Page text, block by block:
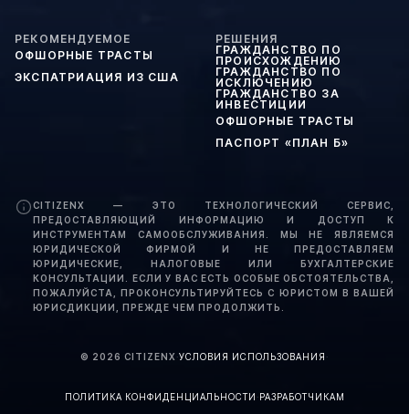
РЕКОМЕНДУЕМОЕ
ОФШОРНЫЕ ТРАСТЫ
ЭКСПАТРИАЦИЯ ИЗ США
РЕШЕНИЯ
ГРАЖДАНСТВО ПО
ПРОИСХОЖДЕНИЮ
ГРАЖДАНСТВО ПО
ИСКЛЮЧЕНИЮ
ГРАЖДАНСТВО ЗА
ИНВЕСТИЦИИ
ОФШОРНЫЕ ТРАСТЫ
ПАСПОРТ «ПЛАН Б»
CITIZENX — ЭТО ТЕХНОЛОГИЧЕСКИЙ СЕРВИС,
ПРЕДОСТАВЛЯЮЩИЙ ИНФОРМАЦИЮ И ДОСТУП К
ИНСТРУМЕНТАМ САМООБСЛУЖИВАНИЯ. МЫ НЕ ЯВЛЯЕМСЯ
ЮРИДИЧЕСКОЙ ФИРМОЙ И НЕ ПРЕДОСТАВЛЯЕМ
ЮРИДИЧЕСКИЕ, НАЛОГОВЫЕ ИЛИ БУХГАЛТЕРСКИЕ
КОНСУЛЬТАЦИИ. ЕСЛИ У ВАС ЕСТЬ ОСОБЫЕ ОБСТОЯТЕЛЬСТВА,
ПОЖАЛУЙСТА, ПРОКОНСУЛЬТИРУЙТЕСЬ С ЮРИСТОМ В ВАШЕЙ
ЮРИСДИКЦИИ, ПРЕЖДЕ ЧЕМ ПРОДОЛЖИТЬ.
© 2026 CITIZENX ·УСЛОВИЯ ИСПОЛЬЗОВАНИЯ ·
ПОЛИТИКА КОНФИДЕНЦИАЛЬНОСТИ ·РАЗРАБОТЧИКАМ